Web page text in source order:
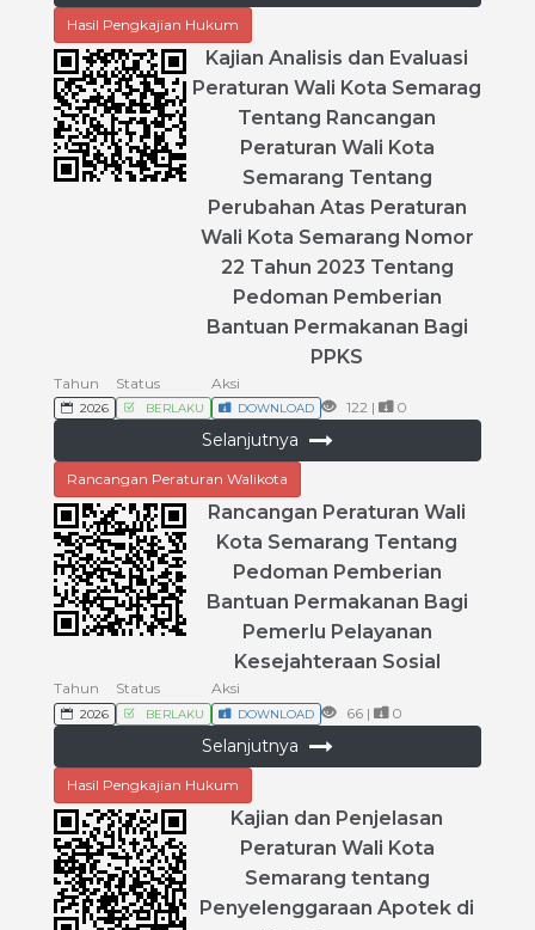
Hasil Pengkajian Hukum
Kajian Analisis dan Evaluasi
Peraturan Wali Kota Semarag
Tentang Rancangan
Peraturan Wali Kota
Semarang Tentang
Perubahan Atas Peraturan
Wali Kota Semarang Nomor
22 Tahun 2023 Tentang
Pedoman Pemberian
Bantuan Permakanan Bagi
PPKS
Tahun
2026
Status
BERLAKU
Aksi
DOWNLOAD 122 | 0
Selanjutnya
Rancangan Peraturan Walikota
Rancangan Peraturan Wali
Kota Semarang Tentang
Pedoman Pemberian
Bantuan Permakanan Bagi
Pemerlu Pelayanan
Kesejahteraan Sosial
Tahun
2026
Status
BERLAKU
Aksi
DOWNLOAD 66 | 0
Selanjutnya
Hasil Pengkajian Hukum
Kajian dan Penjelasan
Peraturan Wali Kota
Semarang tentang
Penyelenggaraan Apotek di